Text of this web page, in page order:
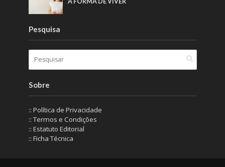
Pesquisa
Sobre
:: Política de Privacidade
:: Termos e Condições
:: Estatuto Editorial
:: Ficha Técnica